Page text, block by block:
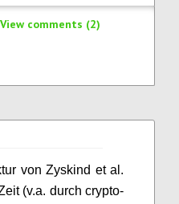
comments (2)
von Zyskind et al.
(v.a. durch crypto-